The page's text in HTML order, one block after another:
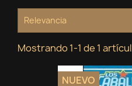
Relevancia
Mostrando 1-1 de 1
NUEVO